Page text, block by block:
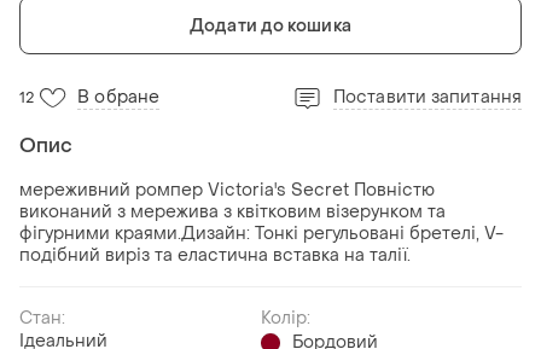
Додати до кошика
12 В обране Поставити запитання
Опис
мереживний ромпер Victoria's Secret Повністю
виконаний з мережива з квітковим візерунком та
фігурними краями.Дизайн: Тонкі регульовані бретелі, V-
подібний виріз та еластична вставка на талії.
Стан:
Ідеальний
Колір:
Бордовий